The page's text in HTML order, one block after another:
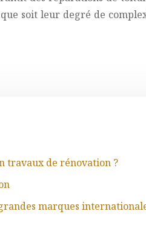
soit leur degré de
travaux de rénovation ?
marques